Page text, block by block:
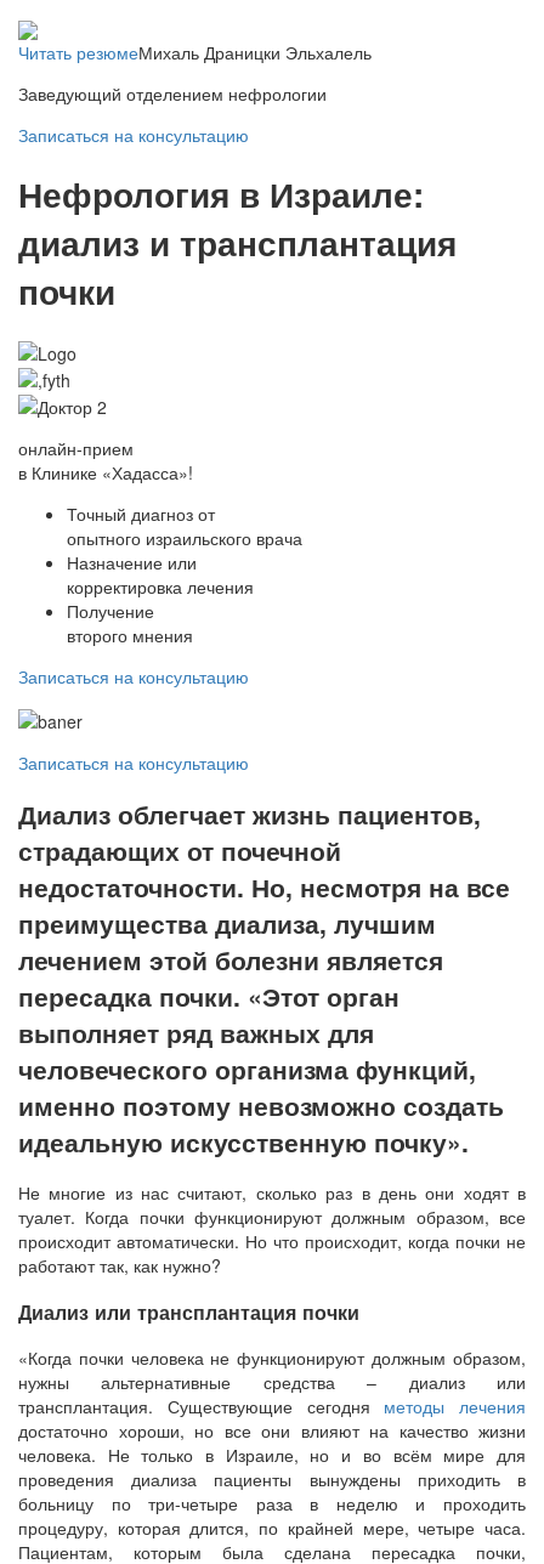
Читать резюмеМихаль Драницки Эльхалель
Заведующий отделением нефрологии
Записаться на консультацию
Нефрология в Израиле:
диализ и трансплантация
почки
онлайн-прием
в Клинике «Хадасса»!
Точный диагноз от
опытного израильского врача
Назначение или
корректировка лечения
Получение
второго мнения
Записаться на консультацию
Записаться на консультацию
Диализ облегчает жизнь пациентов,
страдающих от почечной
недостаточности. Но, несмотря на все
преимущества диализа, лучшим
лечением этой болезни является
пересадка почки. «Этот орган
выполняет ряд важных для
человеческого организма функций,
именно поэтому невозможно создать
идеальную искусственную почку».
Не многие из нас считают, сколько раз в день они ходят в
туалет. Когда почки функционируют должным образом, все
происходит автоматически. Но что происходит, когда почки не
работают так, как нужно?
Диализ или трансплантация почки
«Когда почки человека не функционируют должным образом,
нужны альтернативные средства – диализ или
трансплантация. Существующие сегодня методы лечения
достаточно хороши, но все они влияют на качество жизни
человека. Не только в Израиле, но и во всём мире для
проведения диализа пациенты вынуждены приходить в
больницу по три-четыре раза в неделю и проходить
процедуру, которая длится, по крайней мере, четыре часа.
Пациентам, которым была сделана пересадка почки,